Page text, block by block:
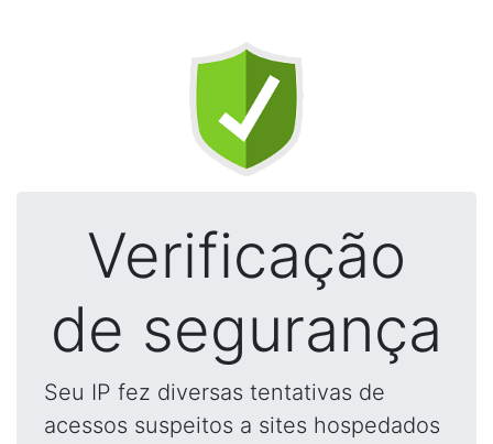
Verificação
de segurança
Seu IP fez diversas tentativas de
acessos suspeitos a sites hospedados